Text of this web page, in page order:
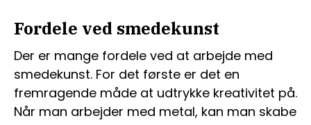
Fordele ved smedekunst
Der er mange fordele ved at arbejde med
smedekunst. For det første er det en
fremragende måde at udtrykke kreativitet på.
Når man arbejder med metal, kan man skabe